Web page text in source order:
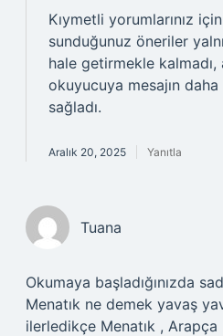
Kıymetli yorumlarınız
sunduğunuz öneriler
hale getirmekle kalmadı,
okuyucuya mesajın daha
sağladı.
Aralık 20, 2025 Yanıtla
Tuana
Okumaya başladığınızda
Menatık ne demek yavaş
ilerledikçe Menatık ,